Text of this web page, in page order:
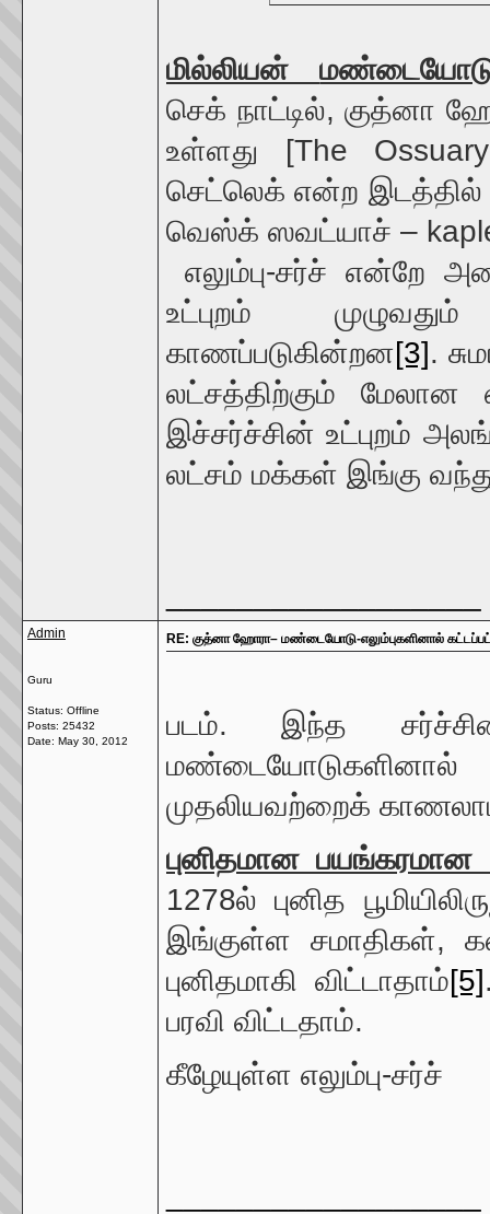
மில்லியன்
செக் நாட்டில், குத்னா
உள்ளது [The
செட்லெக் என்ற இடத்தில்
வெஸ்க் ஸவட்யாச் – kaple
எலும்பு-சர்ச் என்றே
உட்புறம்
காணப்படுகின்றன[3].
லட்சத்திற்கும் மேலான
இச்சர்ச்சின் உட்புறம்
லட்சம் மக்கள் இங்கு
Admin
Guru
Status: Offline
Posts: 25432
Date: May 30, 2012
RE: குத்னா ஹோரா– மண்டையோடு-எலும்புகளினால்
படம். இந்த
முதலியவற்றைக்
புனிதமான பயங்கரமான
1278ல் புனித
இங்குள்ள சமாதிகள்,
புனிதமாகி விட்டாதாம்[5]
பரவி விட்டதாம்.
கீழேயுள்ள எலும்பு-சர்ச்